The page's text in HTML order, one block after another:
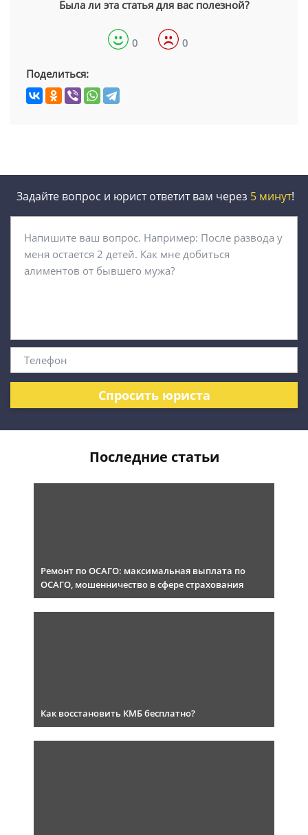
Была ли эта статья для вас полезной?
0 0
Поделиться:
Задайте вопрос и юрист ответит вам через 5 минут!
Спросить юриста
Последние статьи
Ремонт по ОСАГО: максимальная выплата по
ОСАГО, мошенничество в сфере страхования
Как восстановить КМБ бесплатно?